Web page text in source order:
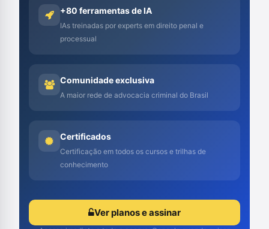
+80 ferramentas de IA
IAs treinadas por experts em direito penal e
processual
Comunidade exclusiva
A maior rede de advocacia criminal do Brasil
Certificados
Certificação em todos os cursos e trilhas de
conhecimento
Ver planos e assinar